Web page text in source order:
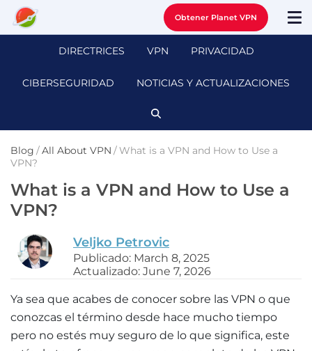
Obtener Planet VPN
DIRECTRICES VPN PRIVACIDAD
CIBERSEGURIDAD NOTICIAS Y ACTUALIZACIONES
Blog /All About VPN /What is a VPN and How to Use a
VPN?
What is a VPN and How to Use a
VPN?
Veljko Petrovic
Publicado: March 8, 2025
Actualizado: June 7, 2026
Ya sea que acabes de conocer sobre las VPN o que
conozcas el término desde hace mucho tiempo
pero no estés muy seguro de lo que significa, este